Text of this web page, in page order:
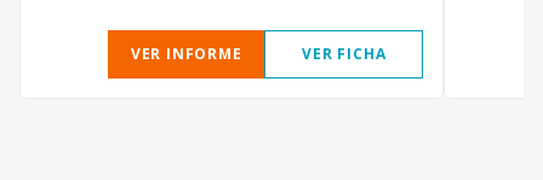
VER INFORME VER FICHA